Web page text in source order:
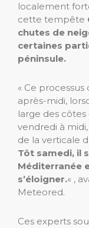
localement
cette tempête
chutes de
certaines
péninsule.
« Ce
après-midi,
large des
vendredi à
de la verticale
Tôt samedi, il
Méditerranée
s’éloigner.« ,
Meteored.
Ces experts